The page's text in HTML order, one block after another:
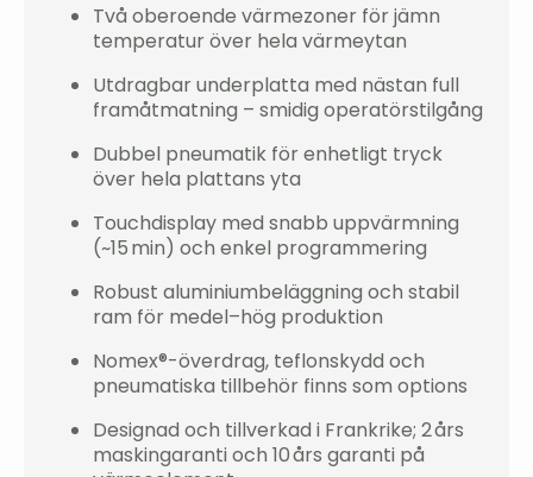
Två oberoende värmezoner för jämn
temperatur över hela värmeytan
Utdragbar underplatta med nästan full
framåtmatning – smidig operatörstilgång
Dubbel pneumatik för enhetligt tryck
över hela plattans yta
Touchdisplay med snabb uppvärmning
(~15 min) och enkel programmering
Robust aluminiumbeläggning och stabil
ram för medel–hög produktion
Nomex®-överdrag, teflonskydd och
pneumatiska tillbehör finns som options
Designad och tillverkad i Frankrike; 2 års
maskingaranti och 10 års garanti på